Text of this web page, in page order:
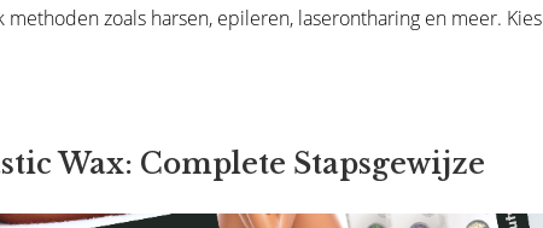
zoals harsen, epileren, laserontharing en meer. Kies
Wax: Complete Stapsgewijze